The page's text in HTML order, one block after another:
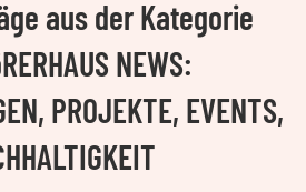
aus der Kategorie
NEWS:
PROJEKTE, EVENTS,